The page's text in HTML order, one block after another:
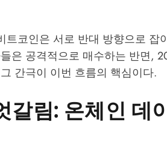
코인은 서로 반대 방향으로 잡
은 공격적으로 매수하는 반면,
간극이 이번 흐름의 핵심이다.
갈림: 온체인 데